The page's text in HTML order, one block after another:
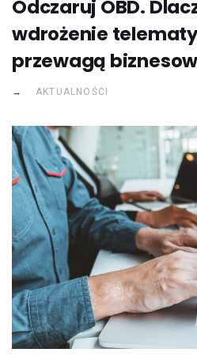
Odczaruj OBD.
wdrożenie
przewagą
AKTUALNOŚCI